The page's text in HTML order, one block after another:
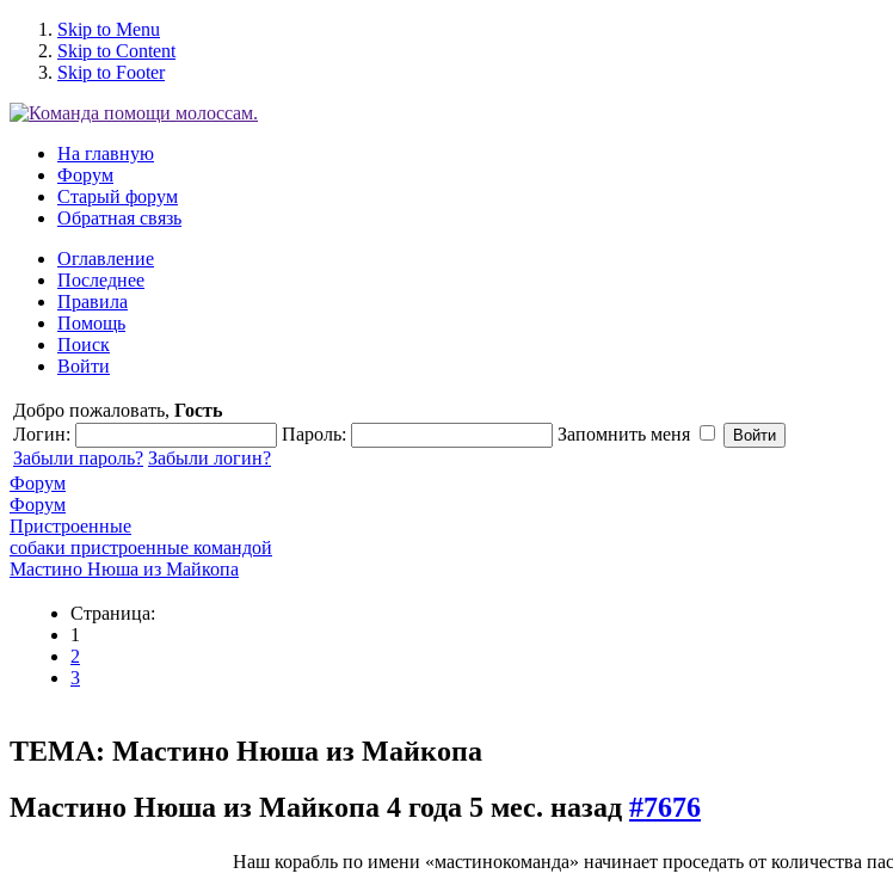
Skip to Menu
Skip to Content
Skip to Footer
На главную
Форум
Старый форум
Обратная связь
Оглавление
Последнее
Правила
Помощь
Поиск
Войти
Добро пожаловать, Гость
Логин:
Пароль:
Запомнить меня
Забыли пароль? Забыли логин?
Форум
Форум
Пристроенные
собаки пристроенные командой
Мастино Нюша из Майкопа
Страница:
1
2
3
ТЕМА: Мастино Нюша из Майкопа
Мастино Нюша из Майкопа 4 года 5 мес. назад #7676
Наш корабль по имени «мастинокоманда» начинает проседать от количества